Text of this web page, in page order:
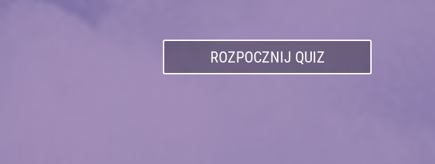
ROZPOCZNIJ QUIZ